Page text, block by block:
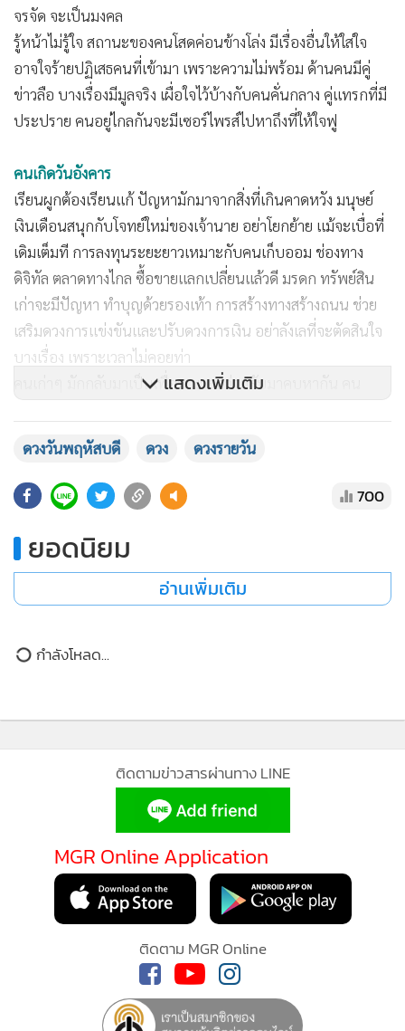
จรจัด จะเป็นมงคล
รู้หน้าไม่รู้ใจ สถานะของคนโสดค่อนข้างโล่ง มีเรื่องอื่นให้ใส่ใจ
อาจใจร้ายปฏิเสธคนที่เข้ามา เพราะความไม่พร้อม ด้านคนมีคู่
ข่าวลือ บางเรื่องมีมูลจริง เผื่อใจไว้บ้างกับคนคั่นกลาง คู่แทรกที่มี
ประปราย คนอยู่ไกลกันจะมีเซอร์ไพรส์ไปหาถึงที่ให้ใจฟู
คนเกิดวันอังคาร
เรียนผูกต้องเรียนแก้ ปัญหามักมาจากสิ่งที่เกินคาดหวัง มนุษย์
เงินเดือนสนุกกับโจทย์ใหม่ของเจ้านาย อย่าโยกย้าย แม้จะเบื่อที่
เดิมเต็มที การลงทุนระยะยาวเหมาะกับคนเก็บออม ช่องทาง
ดิจิทัล ตลาดทางไกล ซื้อขายแลกเปลี่ยนแล้วดี มรดก ทรัพย์สิน
เก่าจะมีปัญหา ทำบุญด้วยรองเท้า การสร้างทางสร้างถนน ช่วย
เสริมดวงการแข่งขันและปรับดวงการเงิน อย่าลังเลที่จะตัดสินใจ
บางเรื่อง เพราะเวลาไม่คอยท่า
คนเก่าๆ มักกลับมาเป็นเพื่อน มากกว่ากลับมาคบหากัน คน
ทางไหนอยู่ที่ตัวคุณนั้นเลือกเอง วัยเรียน ระวังคนเจ้าชู้ที่ปลอมตัว
เป็นโสด หนุนดวงหัวใจทุกสถานะ ทำบุญกับบรรพบุรุษ
คนเกิดวันพุธ
เป็นวันเบาๆ ที่ควบคุมสิ่งรอบตัวได้ค่อนข้างมาก งานสบายๆ ไม่
เหมาะจะติดต่อคนภายนอก แต่ดูแลสิ่งที่อยู่ในความรับผิดชอบได้
หรือราชการ ไปทำบัตรประชาชน ใบขับขี่และธุระที่ประสงค์
ติดขัดเรื่องเอกสาร สุขภาพโดยรวมราบรื่น แต่มักมีเรื่องไม่สบาย
ใจลึกๆ
ใจที่หล่นหายจะไม่มีโอกาสเจอเจ้าตัว โหมดแอบรักจะทำงาน
เบาๆ ให้เฝ้าคิดถึง แต่ทำให้คุณอมยิ้มได้ในทุกวัน อะไรที่เกิน
เบอร์จะได้เจอ มีคนเข้ามาจีบแบบเปิดเผย ทำอะไรเปิ่นๆ ให้คุณ
สนใจ รักออนไลน์ดีกับคนมีคู่และใช้ติดต่อคุยกันบ่อยๆ ช่วยเสริม
ความสัมพันธ์
สิ่งที่รอคอยกำลังจะเกิด ให้ข่าวดีร้ายต้องตั้งรับ ช่วงนี้ช่วยงานคน
อื่น หยิบจับอะไรทำที่ไม่ใช่เรื่องประจำ อาจเปลี่ยนเข็มการทำงาน
หน้าที่ใหม่ในอนาคต สอบแข่งขันจะได้จะผ่านแบบคาบเส้น ตัว
แสดงเพิ่มเติม
ดวงวันพฤหัสบดี ดวง ดวงรายวัน
700
ยอดนิยม
อ่านเพิ่มเติม
กำลังโหลด...
ติดตามข่าวสารผ่านทาง LINE
MGR Online Application
ติดตาม MGR Online
MGR Online ใช้คุกกี้ (Cookies)
MGR Online ใช้คุกกี้ เพื่อจัดการข้อมูลส่วนบุคคลเพื่อนำเสนอ
ประสบการณ์คอนเทนต์ที่ดีที่สุดให้กับผู้อ่านบนเว็บไซต์ และ
แอพพลิเคชั่น เงื่อนไขการใช้งานเว็บไซต์
ส่วนบุคคล
รับทราบ